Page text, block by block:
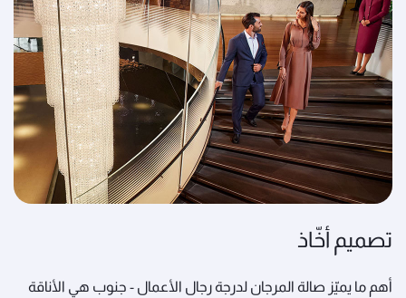
تصميم أخّاذ
أهم ما يميّز صالة المرجان لدرجة رجال الأعمال - جنوب هي الأناقة